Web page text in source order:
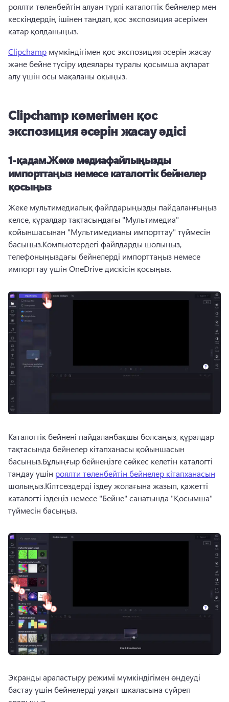
роялти төленбейтін алуан түрлі каталогтік бейнелер мен
кескіндердің ішінен таңдап, қос экспозиция әсерімен
қатар қолданыңыз.
Clipchamp мүмкіндігімен қос экспозиция әсерін жасау
және бейне түсіру идеялары туралы қосымша ақпарат
алу үшін осы мақаланы оқыңыз.
Clipchamp көмегімен қос
экспозиция әсерін жасау әдісі
1-қадам.Жеке медиафайлыңызды
импорттаңыз немесе каталогтік бейнелер
қосыңыз
Жеке мультимедиалық файлдарыңызды пайдаланғыңыз
келсе, құралдар тақтасындағы "Мультимедиа"
қойыншасынан "Мультимедианы импорттау" түймесін
басыңыз.Компьютердегі файлдарды шолыңыз,
телефоныңыздағы бейнелерді импорттаңыз немесе
импорттау үшін OneDrive дискісін қосыңыз.
Каталогтік бейнені пайдаланбақшы болсаңыз, құралдар
тақтасында бейнелер кітапханасы қойыншасын
басыңыз.Бұлыңғыр бейнеңізге сәйкес келетін каталогті
таңдау үшін роялти төленбейтін бейнелер кітапханасын
шолыңыз.Кілтсөздерді іздеу жолағына жазып, қажетті
каталогті іздеңіз немесе "Бейне" санатында "Қосымша"
түймесін басыңыз.
Экранды араластыру режимі мүмкіндігімен өңдеуді
бастау үшін бейнелерді уақыт шкаласына сүйреп